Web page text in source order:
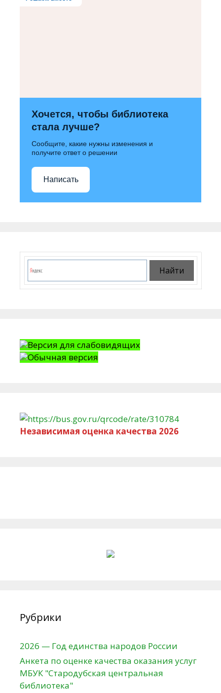
Хочется, чтобы библиотека
стала лучше?
Сообщите, какие нужны изменения и
получите ответ о решении
Написать
Версия для слабовидящих
Обычная версия
Независимая оценка качества 2026
Рубрики
2026 — Год единства народов России
Анкета по оценке качества оказания услуг
МБУК "Стародубская центральная
библиотека"